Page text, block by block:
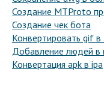
Создание MTProto
Создание чек бота
Конвертировать gif
Добавление людей в
Конвертация apk в ipa